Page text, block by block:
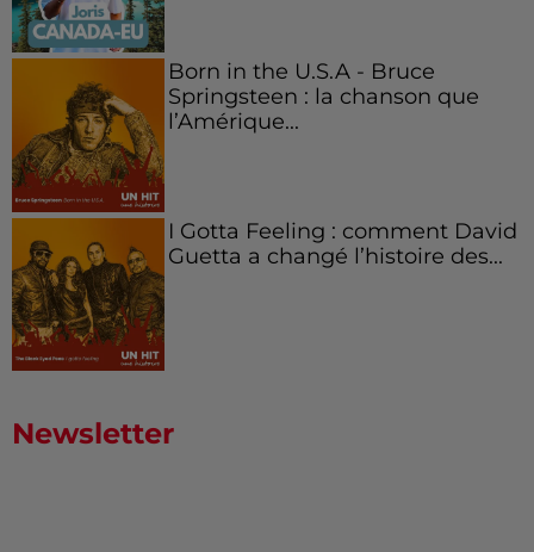
Born in the U.S.A - Bruce
Springsteen : la chanson que
l’Amérique...
I Gotta Feeling : comment David
Guetta a changé l’histoire des...
Newsletter